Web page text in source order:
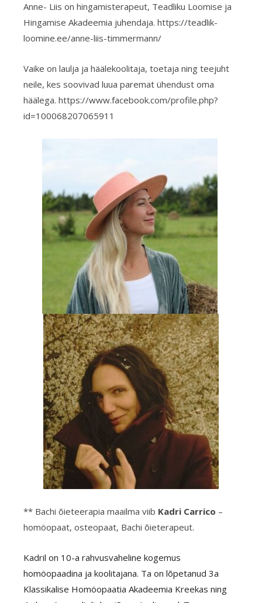
Anne- Liis on hingamisterapeut, Teadliku Loomise ja
Hingamise Akadeemia juhendaja. https://teadlik-
loomine.ee/anne-liis-timmermann/
Vaike on laulja ja häälekoolitaja, toetaja ning teejuht
neile, kes soovivad luua paremat ühendust oma
häälega. https://www.facebook.com/profile.php?
id=100068207065911
** Bachi õieteerapia maailma viib Kadri Carrico –
homöopaat, osteopaat, Bachi õieterapeut.
Kadril on 10-a rahvusvaheline kogemus
homöopaadina ja koolitajana. Ta on lõpetanud 3a
Klassikalise Homöopaatia Akadeemia Kreekas ning